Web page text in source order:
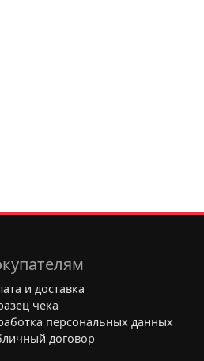
и доставка
чека
персональных данных
договор